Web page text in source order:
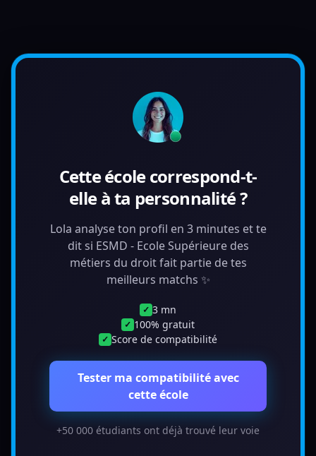
Cette école correspond-t-
elle à ta personnalité ?
Lola analyse ton profil en 3 minutes et te
dit si ESMD - Ecole Supérieure des
métiers du droit fait partie de tes
meilleurs matchs ✨
✓ 3 mn
✓ 100% gratuit
✓ Score de compatibilité
Tester ma compatibilité avec
cette école
+50 000 étudiants ont déjà trouvé leur voie